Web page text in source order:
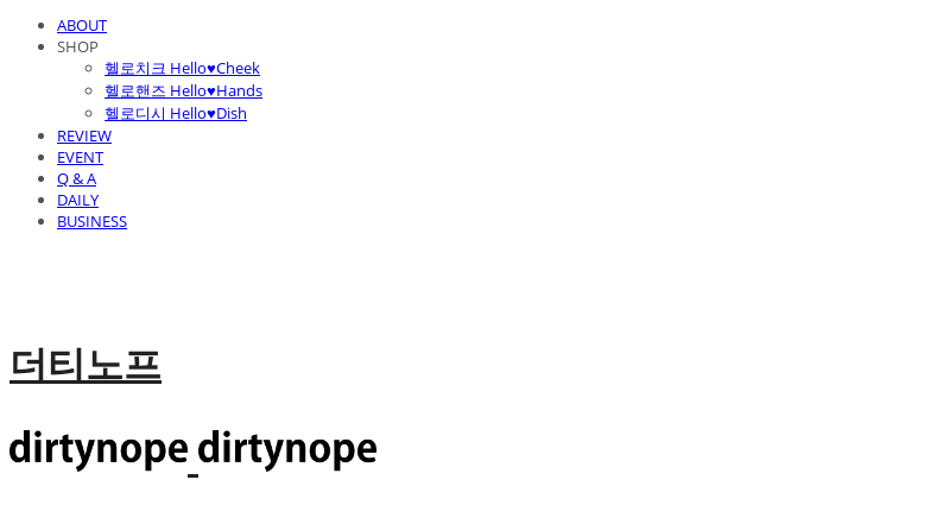
ABOUT
SHOP
헬로치크 Hello♥Cheek
헬로핸즈 Hello♥Hands
헬로디시 Hello♥Dish
REVIEW
EVENT
Q & A
DAILY
BUSINESS
더티노프